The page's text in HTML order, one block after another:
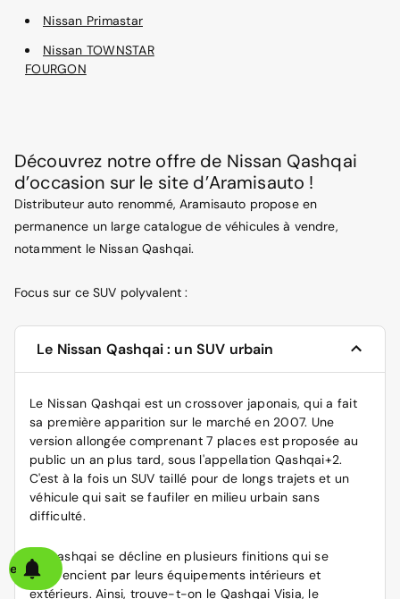
Nissan Primastar
Nissan TOWNSTAR
FOURGON
Découvrez notre offre de Nissan Qashqai
d’occasion sur le site d’Aramisauto !
Distributeur auto renommé, Aramisauto propose en
permanence un large catalogue de véhicules à vendre,
notamment le Nissan Qashqai.
Focus sur ce SUV polyvalent :
Le Nissan Qashqai : un SUV urbain
Le Nissan Qashqai est un crossover japonais, qui a fait
sa première apparition sur le marché en 2007. Une
version allongée comprenant 7 places est proposée au
public un an plus tard, sous l'appellation Qashqai+2.
C'est à la fois un SUV taillé pour de longs trajets et un
véhicule qui sait se faufiler en milieu urbain sans
difficulté.
Le Qashqai se décline en plusieurs finitions qui se
différencient par leurs équipements intérieurs et
extérieurs. Ainsi, trouve-t-on le Qashqai Visia, le